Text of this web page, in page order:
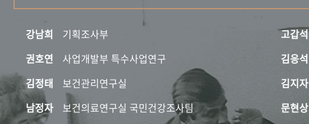
강남희 기획조사부 고갑석
권호연
사업개발부 특수사업연구 김응석
김정태
보건관리연구실 김지자
남정자
보건의료연구실 국민건강조사팀 문현상